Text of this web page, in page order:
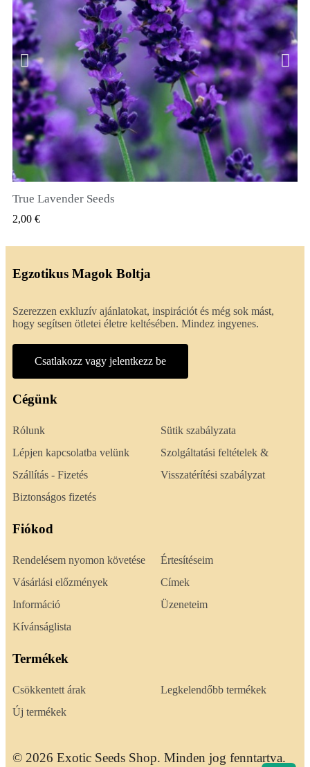
True Lavender Seeds
2,00 €
Egzotikus Magok Boltja
Szerezzen exkluzív ajánlatokat, inspirációt és még sok mást,
hogy segítsen ötletei életre keltésében. Mindez ingyenes.
Csatlakozz vagy jelentkezz be
Cégünk
Rólunk
Lépjen kapcsolatba velünk
Szállítás - Fizetés
Biztonságos fizetés
Sütik szabályzata
Szolgáltatási feltételek &
Visszatérítési szabályzat
Fiókod
Rendelésem nyomon követése
Vásárlási előzmények
Információ
Kívánságlista
Értesítéseim
Címek
Üzeneteim
Termékek
Csökkentett árak
Új termékek
Legkelendőbb termékek
© 2026 Exotic Seeds Shop. Minden jog fenntartva.